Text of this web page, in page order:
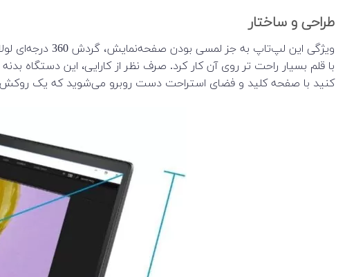
طراحی و ساختار
ویژگی این
با قلم بسیار راحت تر روی آن کار کرد. صرف نظر از کارایی، این دستگاه
کنید با صفحه کلید و فضای استراحت دست روبرو می‌شوید که یک روکش